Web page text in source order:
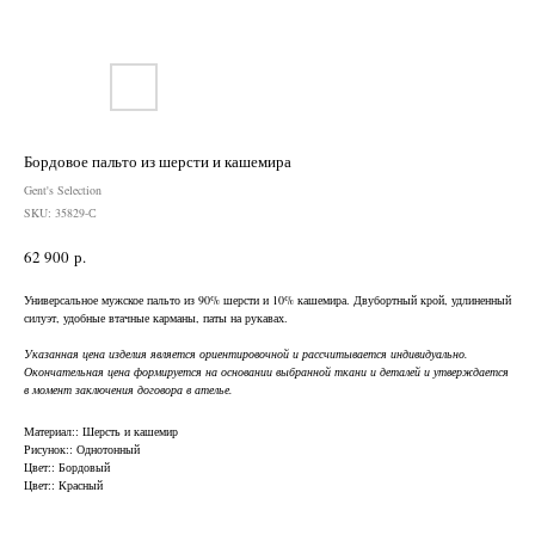
Бордовое пальто из шерсти и кашемира
Gent's Selection
SKU: 35829-С
62 900 р.
Универсальное мужское пальто из 90% шерсти и 10% кашемира. Двубортный крой, удлиненный
силуэт, удобные втачные карманы, паты на рукавах.
Указанная цена изделия является ориентировочной и рассчитывается индивидуально.
Окончательная цена формируется на основании выбранной ткани и деталей и утверждается
в момент заключения договора в ателье.
Материал:: Шерсть и кашемир
Рисунок:: Однотонный
Цвет:: Бордовый
Цвет:: Красный
Пройдите тест и узнайте стоимость
пошива костюма по фигуре
Нужен отлично сидящий
костюм для офиса?